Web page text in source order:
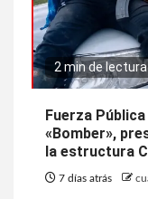
2 min de lectura
Fuerza
«Bomber»,
la estructura
7 días atrás